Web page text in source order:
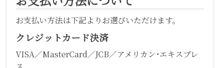
お支払い方法は下記よりお選びいただけます。
クレジットカード決済
VISA／MasterCard／JCB／アメリカン･エキスプレ